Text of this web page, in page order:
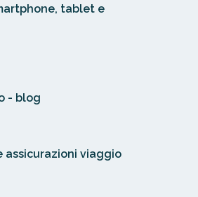
tablet e
- blog
assicurazioni viaggio